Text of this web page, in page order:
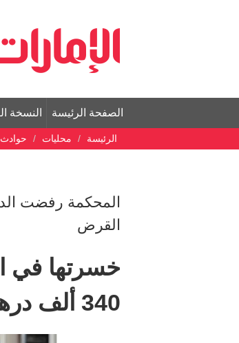
الصفحة الرئيسة النسخة
الرئيسة محليات حوادث
المحكمة رفضت
القرض
خسرتها في
340 ألف درهم «سلفة» إلى صديقتها